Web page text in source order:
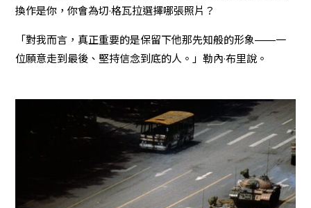
換作是你，你會為切·格瓦拉選擇哪張照片？
「對我而言，真正重要的是保留下他那先知般的形象——一
位願意走到最後、堅持信念到底的人。」勒內·布里說。